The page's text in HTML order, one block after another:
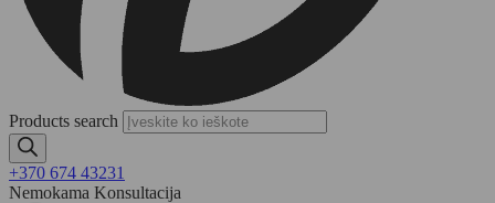
Products search
+370 674 43231
Nemokama Konsultacija